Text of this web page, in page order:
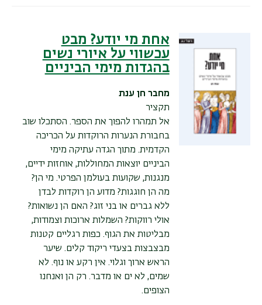
אחת מי יודע? מבט
עכשווי על איורי נשים
בהגדות מימי הביניים
מחבר חן ענת
תקציר
אל תמהרו להפוך את הספר. הסתכלו שוב
בחבורת הנערות הרוקדות על הכריכה
הקדמית. מתוך הגדה עתיקה מימי
הביניים יוצאות המחוללות, אוחזות ידיים,
מנגנות, שקועות בעולמן הפרטי. מי הן?
מה הן חוגגות? מדוע הן רוקדות לבדן
ללא גברים או בני זוג? האם הן נשואות?
אולי רווקות? השמלות ארוכות וצמודות,
מבליטות את הגוף. כפות רגליים קטנות
מבצבצות בצעדי ריקוד קלים. שיער
הראש ארוך וגלוי. אין רקע או נוף. לא
שמים, לא ים או מדבר. רק הן ואנחנו
הצופים.